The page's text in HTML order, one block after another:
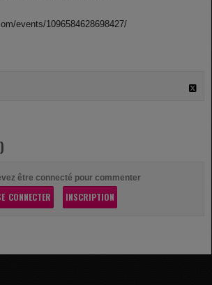
events/1096584628698427/
être connecté pour commenter
CONNECTER INSCRIPTION